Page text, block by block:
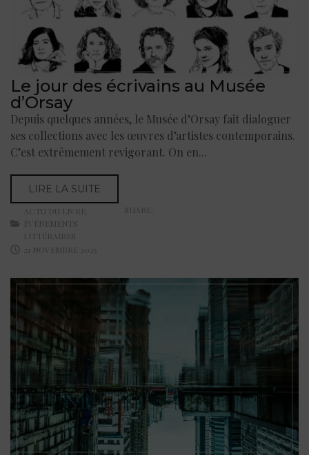
Le jour des écrivains au Musée
d’Orsay
Depuis quelques années, le Musée d’Orsay fait dialoguer
ses collections avec les œuvres d’artistes contemporains.
C’est extrêmement revigorant. On en...
LIRE LA SUITE
ACTU DU LIVRE ,
ÉVÉNEMENTS
LITTÉRAIRES
21 NOVEMBRE 2025
SHARE: